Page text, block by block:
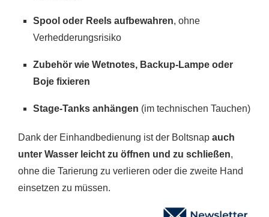
Spool oder Reels aufbewahren, ohne
Verhedderungsrisiko
Zubehör wie Wetnotes, Backup-Lampe oder
Boje fixieren
Stage-Tanks anhängen (im technischen Tauchen)
Dank der Einhandbedienung ist der Boltsnap auch
unter Wasser leicht zu öffnen und zu schließen,
ohne die Tarierung zu verlieren oder die zweite Hand
einsetzen zu müssen.